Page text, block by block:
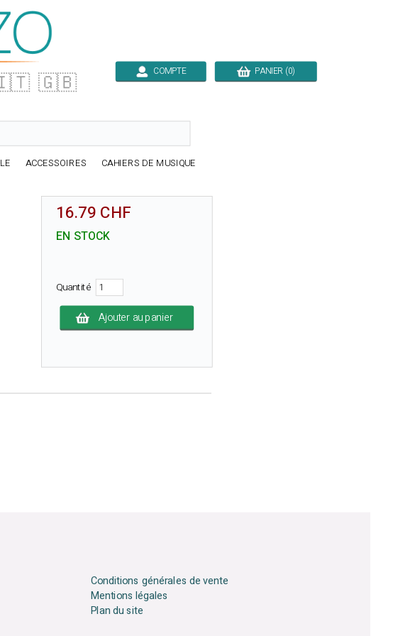
🇬🇧 COMPTE PANIER (0)
ACCESSOIRES CAHIERS DE MUSIQUE
16.79 CHF
EN STOCK
Quantité
Ajouter au panier
Conditions générales de vente
Mentions légales
Plan du site